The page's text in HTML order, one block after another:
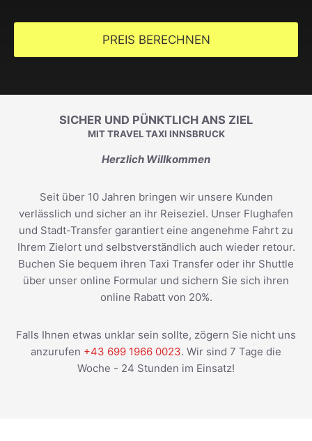
PREIS BERECHNEN
SICHER UND PÜNKTLICH ANS ZIEL
MIT TRAVEL TAXI INNSBRUCK
Herzlich Willkommen
Seit über 10 Jahren bringen wir unsere Kunden
verlässlich und sicher an ihr Reiseziel. Unser Flughafen
und Stadt-Transfer garantiert eine angenehme Fahrt zu
Ihrem Zielort und selbstverständlich auch wieder retour.
Buchen Sie bequem ihren Taxi Transfer oder ihr Shuttle
über unser online Formular und sichern Sie sich ihren
online Rabatt von 20%.
Falls Ihnen etwas unklar sein sollte, zögern Sie nicht uns
anzurufen +43 699 1966 0023. Wir sind 7 Tage die
Woche - 24 Stunden im Einsatz!